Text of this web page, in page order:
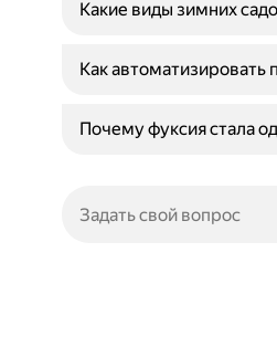
Какие виды зимних
Как
Почему фуксия стала